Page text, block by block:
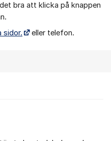
bra att klicka på knappen
sidor. eller telefon.